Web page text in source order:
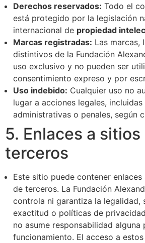
Derechos reservados: Todo el
está protegido por la legislación
internacional de propiedad
Marcas registradas: Las marcas,
distintivos de la Fundación
uso exclusivo y no pueden ser
consentimiento expreso y por
Uso indebido: Cualquier uso no
lugar a acciones legales, incluidas
administrativas o penales, según
5. Enlaces a sitios
terceros
Este sitio puede contener
de terceros. La Fundación
controla ni garantiza la legalidad,
exactitud o políticas de
no asume responsabilidad
funcionamiento. El acceso a